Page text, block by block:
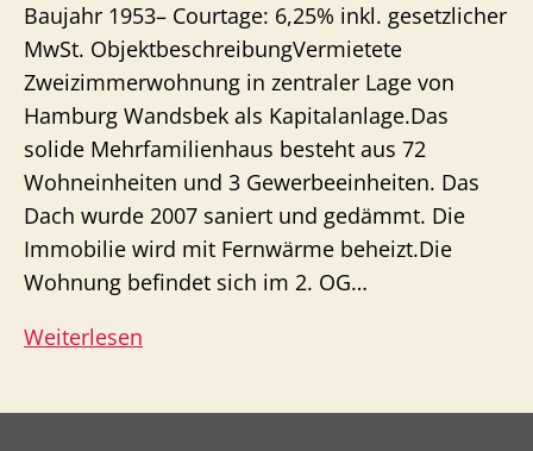
Baujahr 1953– Courtage: 6,25% inkl. gesetzlicher
MwSt. ObjektbeschreibungVermietete
Zweizimmerwohnung in zentraler Lage von
Hamburg Wandsbek als Kapitalanlage.Das
solide Mehrfamilienhaus besteht aus 72
Wohneinheiten und 3 Gewerbeeinheiten. Das
Dach wurde 2007 saniert und gedämmt. Die
Immobilie wird mit Fernwärme beheizt.Die
Wohnung befindet sich im 2. OG…
Weiterlesen